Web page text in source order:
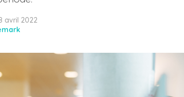
avril 2022